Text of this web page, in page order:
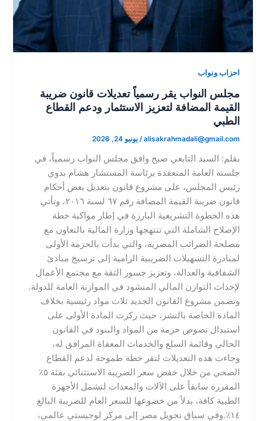
احزاب ونواب
مجلس النواب يقر رسمياً تعديلات قانون ضريبة
القيمة المضافة لتعزيز الاستثمار ودعم القطاع
الطبي
alisakrahmadali@gmail.com
/يونيو 24, 2026
​بقلم: السيد التابعي صبح​ وافق مجلس النواب رسمياً، في
جلسته العامة المنعقدة برئاسة المستشار هشام بدوي
رئيس المجلس، على مشروع قانون بتعديل بعض أحكام
قانون ضريبة القيمة المضافة رقم ٦٧ لسنة ٢٠١٦، وتأتي
هذه الخطوة التشريعية البارزة في إطار مواكبة خطة
الإصلاح الشاملة التي تنتهجها وزارة المالية بالتعاون مع
مصلحة الضرائب المصرية، والتي بدأت بالحزمة الأولى
لمبادرة التسهيلات الضريبية الرامية إلى ترسيخ مبادئ
الشفافية والعدالة، وتعزيز جسور الثقة مع مجتمع الأعمال
لإحداث التوازن المالي المنشود في الموازنة العامة للدولة.​
وتضمن مشروع القانون الجديد ثلاث مواد رئيسية بخلاف
المادة الخاصة بالنشر، حيث ركزت المادة الأولى على
استبدال نصوص حزمة من المواد والبنود في القانون
الحالي وقائمة السلع والخدمات المعفاة المرافق له،
وجاءت هذه التعديلات لتقر خطة طموحة لدعم القطاع
الصحي من خلال خفض سعر الضريبة الاستثنائي بفئة ٥٪
المقررة سابقاً على الآلات والمعدات لتشمل الأجهزة
الطبية كافة، بدلاً من خضوعها للسعر العام للضريبة البالغ
١٤٪.​وفي سياق تحويل مصر إلى مركز لوجيستي عالمي،